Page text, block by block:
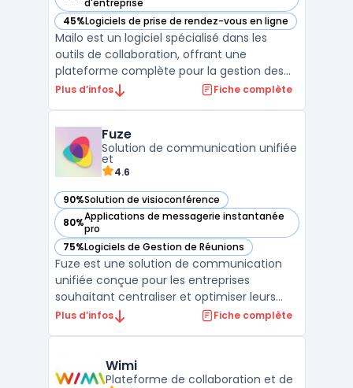
d'entreprise
45%Logiciels de prise de rendez-vous en ligne
— voir Mailo dans cette catégorie
Mailo est un logiciel spécialisé dans les
outils de collaboration, offrant une
plateforme complète pour la gestion des
emails, des calendriers, des contacts, des
une solution sécurisée et respectueuse de
la vie privée p ...
Plus d’infos Fiche complète
Fuze
Solution de communication unifiée
et
4.6
90%Solution de visioconférence
— voir Fuze dans cette catégorie
80%Applications de messagerie instantanée
pro
— voir Fuze dans cette catégorie
75%Logiciels de Gestion de Réunions
— voir Fuze dans cette catégorie
Fuze est une solution de communication
unifiée conçue pour les entreprises
souhaitant centraliser et optimiser leurs
interactions internes et externes. En
d'équipe sur une seule et même
plateforme, Fuze permet aux organisatio ...
Plus d’infos Fiche complète
Wimi
Plateforme de collaboration et de